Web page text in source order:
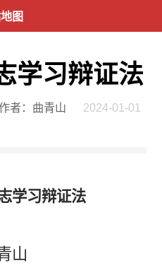
图
学习辩证法
者：曲青山
2024-01-01
学习辩证法
山